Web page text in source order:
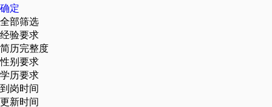
确定
全部筛选
经验要求
简历完整度
性别要求
学历要求
到岗时间
更新时间